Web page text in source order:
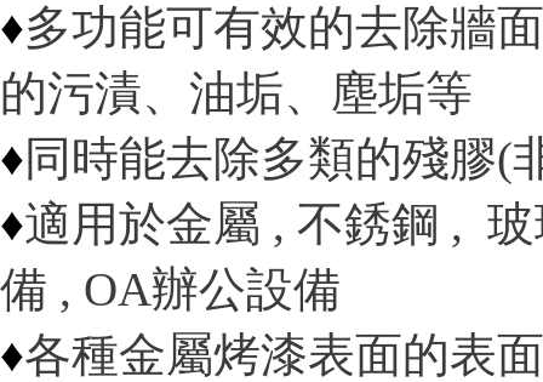
♦多功能可有效的去除牆
的污漬、油垢、塵垢等
♦同時能去除多類的殘膠(
♦適用於金屬 , 不銹鋼 ,
備 , OA辦公設備
♦各種金屬烤漆表面的表